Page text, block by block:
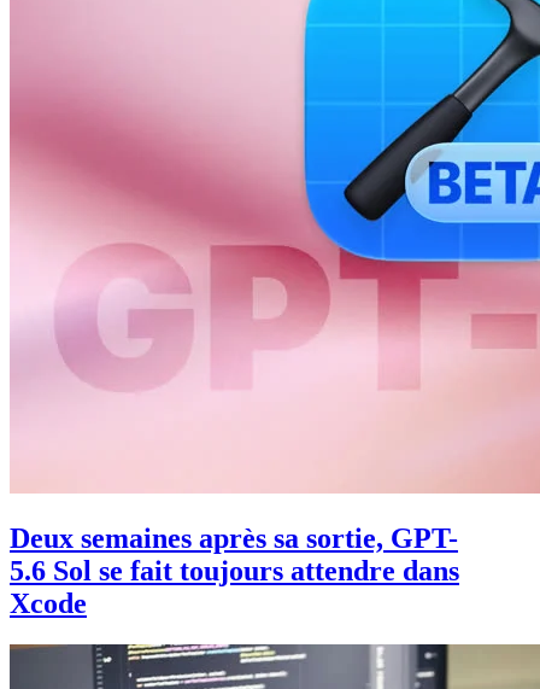
Deux semaines après sa sortie, GPT-
5.6 Sol se fait toujours attendre dans
Xcode